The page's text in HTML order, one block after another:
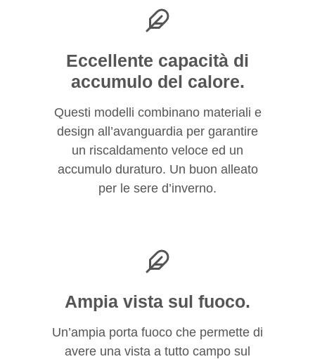
Eccellente capacità di
accumulo del calore.
Questi modelli combinano materiali e
design all’avanguardia per garantire
un riscaldamento veloce ed un
accumulo duraturo. Un buon alleato
per le sere d’inverno.
Ampia vista sul fuoco.
Un’ampia porta fuoco che permette di
avere una vista a tutto campo sul